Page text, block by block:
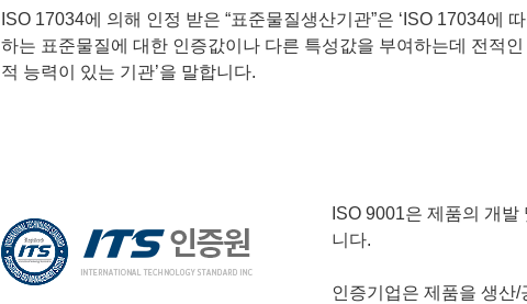
ISO 17034에 의해 인정 받은 “표준물질생산기관”은 ‘ISO 17034에
하는 표준물질에 대한 인증값이나 다른 특성값을 부여하는데 전적
적 능력이 있는 기관’을 말합니다.
ISO 9001은 제품의 개
니다.
인증기업은 제품을 생산/